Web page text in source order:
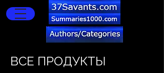
ВСЕ ПРОДУКТЫ